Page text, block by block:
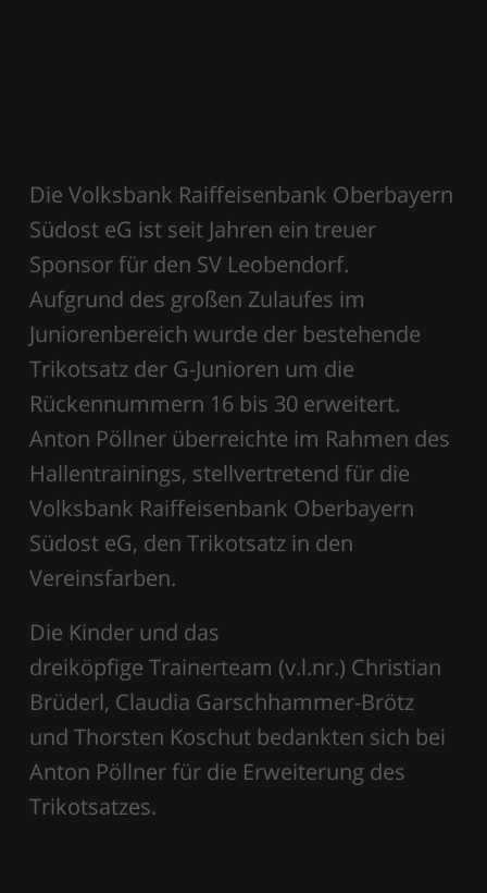
Die Volksbank Raiffeisenbank Oberbayern
Südost eG ist seit Jahren ein treuer
Sponsor für den SV Leobendorf.
Aufgrund des großen Zulaufes im
Juniorenbereich wurde der bestehende
Trikotsatz der G-Junioren um die
Rückennummern 16 bis 30 erweitert.
Anton Pöllner überreichte im Rahmen des
Hallentrainings, stellvertretend für die
Volksbank Raiffeisenbank Oberbayern
Südost eG, den Trikotsatz in den
Vereinsfarben.
Die Kinder und das
dreiköpfige Trainerteam (v.l.nr.) Christian
Brüderl, Claudia Garschhammer-Brötz
und Thorsten Koschut bedankten sich bei
Anton Pöllner für die Erweiterung des
Trikotsatzes.